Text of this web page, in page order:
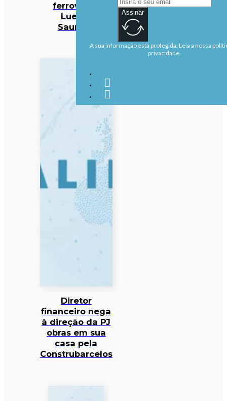
ferroviário
Luena-
Saurimo
Diretor
financeiro nega
à direção da PJ
obras em sua
casa pela
Construbarcelos
Assinar
A sua informação está protegida. Leia a nossa
privacidade.